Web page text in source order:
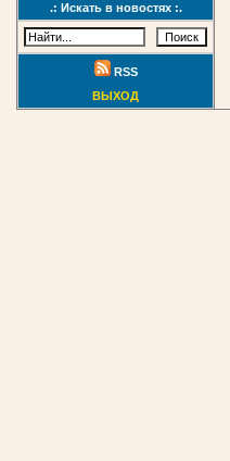
.: Искать в новостях :.
RSS
ВЫХОД